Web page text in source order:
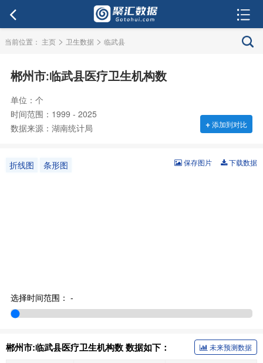
当前位置： 主页 > 卫生数据 > 临武县
郴州市:临武县医疗卫生机构数
单位：个
时间范围：1999 - 2025
数据来源：湖南统计局
+添加到对比
折线图 条形图 下载数据
保存图片
选择时间范围： -
郴州市:临武县医疗卫生机构数 数据如下： 未来预测数据